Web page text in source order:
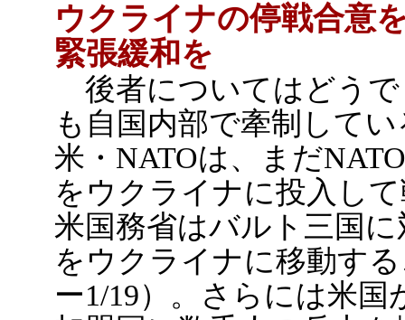
ウクライナの停戦合意
緊張緩和を
後者についてはどう
も自国内部で牽制して
米・NATOは、まだ
をウクライナに投入し
米国務省はバルト三国
をウクライナに移動す
ー1/19）。さらには米